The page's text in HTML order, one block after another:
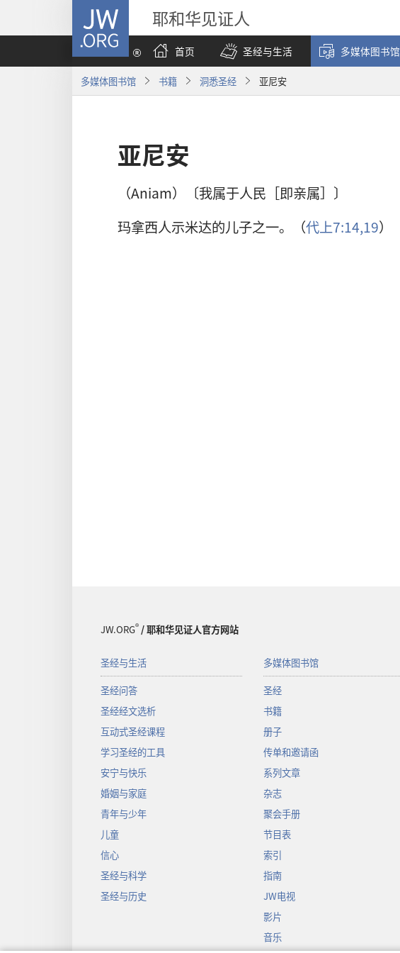
JW.ORG 耶和华见证人
首页
圣经与生活 多媒体图书馆
多媒体图书馆 书籍 洞悉圣经 亚尼安
亚尼安
（Aniam）〔我属于人民［即亲属］〕
玛拿西人示米达的儿子之一。（代上7:14,19）
JW.ORG®/ 耶和华见证人官方网站
圣经与生活
圣经问答
圣经经文选析
互动式圣经课程
学习圣经的工具
安宁与快乐
婚姻与家庭
青年与少年
儿童
信心
圣经与科学
圣经与历史
多媒体图书馆
圣经
书籍
册子
传单和邀请函
系列文章
杂志
聚会手册
节目表
索引
指南
JW电视
影片
音乐